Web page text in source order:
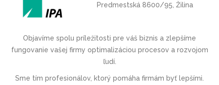
Predmestská 8600/95, Žilina
Objavíme spolu príležitosti pre váš biznis a zlepšíme
fungovanie vašej firmy optimalizáciou procesov a rozvojom
ľudí.
Sme tím profesionálov, ktorý pomáha firmám byť lepšími.